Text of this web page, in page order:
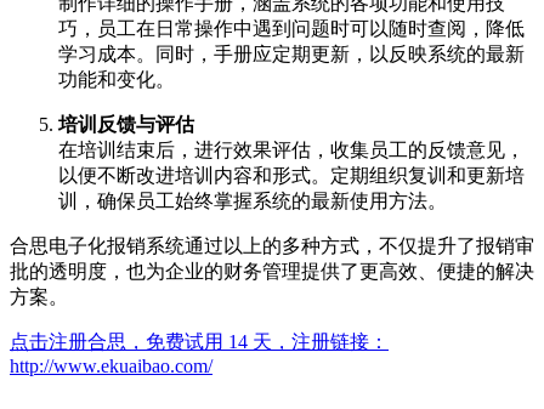
巧，员工在日常操作中遇到问题时可以随时查阅，降低
学习成本。同时，手册应定期更新，以反映系统的最新
功能和变化。
培训反馈与评估
在培训结束后，进行效果评估，收集员工的反馈意见，
以便不断改进培训内容和形式。定期组织复训和更新培
训，确保员工始终掌握系统的最新使用方法。
合思电子化报销系统通过以上的多种方式，不仅提升了报销审
批的透明度，也为企业的财务管理提供了更高效、便捷的解决
方案。
点击注册合思，免费试用 14 天，注册链接：
http://www.ekuaibao.com/